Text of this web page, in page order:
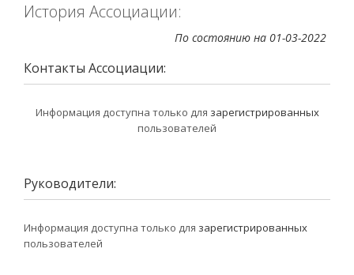
История Ассоциации:
По состоянию на 01-03-2022
Контакты Ассоциации:
Информация доступна только для зарегистрированных
пользователей
Руководители:
Информация доступна только для зарегистрированных
пользователей